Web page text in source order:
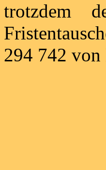
trotzdem
294 742 von